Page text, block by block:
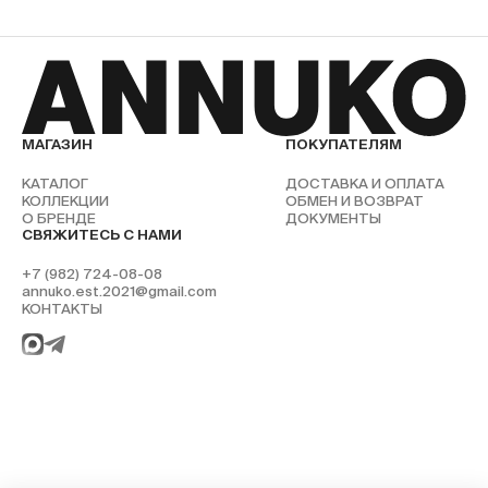
ПОКАЗАТЬ НА КАРТЕ
ESTE MULTIBRAND SPACE
Караганда, ул. Воинов-интернационалистов, 18
+7 (701) 167-63-74
ПОКАЗАТЬ НА КАРТЕ
БУДНИ
10:00-22:00
ВЫХОДНЫЕ ДНИ
10:00-22:00
МАГАЗИН
КАТАЛОГ
КОЛЛЕКЦИИ
О БРЕНДЕ
ПОКУПАТЕЛЯМ
ДОСТАВКА И ОПЛАТА
ОБМЕН И ВОЗВРАТ
ДОКУМЕНТЫ
СВЯЖИТЕСЬ С НАМИ
+7 (982) 724-08-08
annuko.est.2021@gmail.com
КОНТАКТЫ